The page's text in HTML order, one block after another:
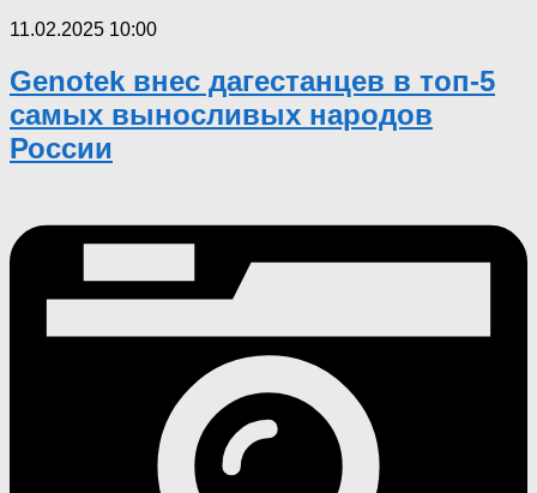
11.02.2025 10:00
Genotek внес дагестанцев в топ-5
самых выносливых народов
России